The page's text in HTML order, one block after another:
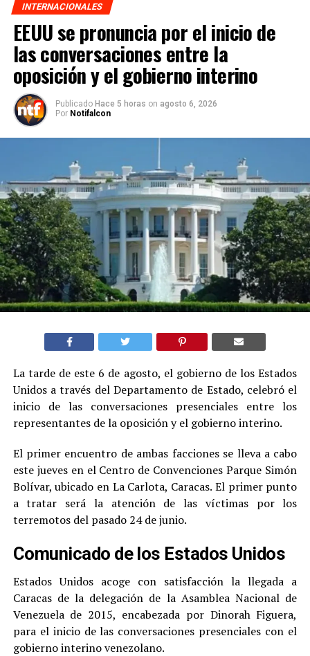
INTERNACIONALES
EEUU se pronuncia por el inicio de
las conversaciones entre la
oposición y el gobierno interino
Publicado Hace 5 horas on agosto 6, 2026
Por Notifalcon
La tarde de este 6 de agosto, el gobierno de los Estados
Unidos a través del Departamento de Estado, celebró el
inicio de las conversaciones presenciales entre los
representantes de la oposición y el gobierno interino.
El primer encuentro de ambas facciones se lleva a cabo
este jueves en el Centro de Convenciones Parque Simón
Bolívar, ubicado en La Carlota, Caracas. El primer punto
a tratar será la atención de las víctimas por los
terremotos del pasado 24 de junio.
Comunicado de los Estados Unidos
Estados Unidos acoge con satisfacción la llegada a
Caracas de la delegación de la Asamblea Nacional de
Venezuela de 2015, encabezada por Dinorah Figuera,
para el inicio de las conversaciones presenciales con el
gobierno interino venezolano.